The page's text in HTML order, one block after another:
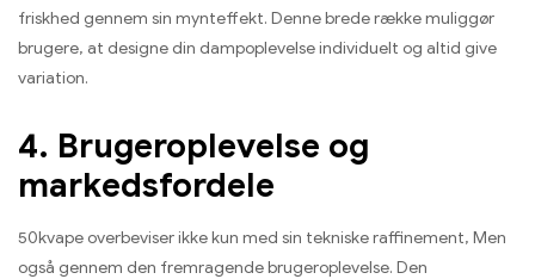
friskhed gennem sin mynteffekt. Denne brede række muliggør
brugere, at designe din dampoplevelse individuelt og altid give
variation.
4. Brugeroplevelse og
markedsfordele
50kvape overbeviser ikke kun med sin tekniske raffinement, Men
også gennem den fremragende brugeroplevelse. Den